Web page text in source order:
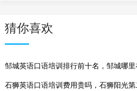
猜你喜欢
邹城英语口语培训排行前十名，邹城哪
石狮英语口语培训费用贵吗，石狮阳光